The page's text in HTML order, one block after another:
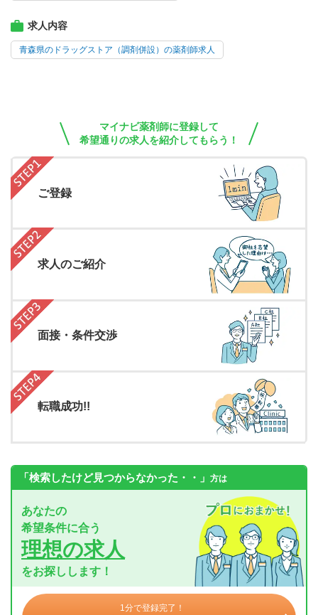
求人内容
青森県のドラッグストア（調剤併設）の薬剤師求人
マイナビ薬剤師に登録して
希望通りの求人を紹介してもらう！
ご登録
求人のご紹介
面接・条件交渉
転職成功!!
「検索したけど見つからなかった・・」 方は
あなたの
希望条件に合う
理想の求人
をお探しします！
1分で登録完了！